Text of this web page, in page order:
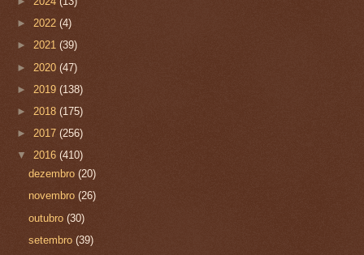
► 2022 (4)
► 2021 (39)
► 2020 (47)
► 2019 (138)
► 2018 (175)
► 2017 (256)
▼ 2016 (410)
dezembro(20)
novembro(26)
outubro(30)
setembro(39)